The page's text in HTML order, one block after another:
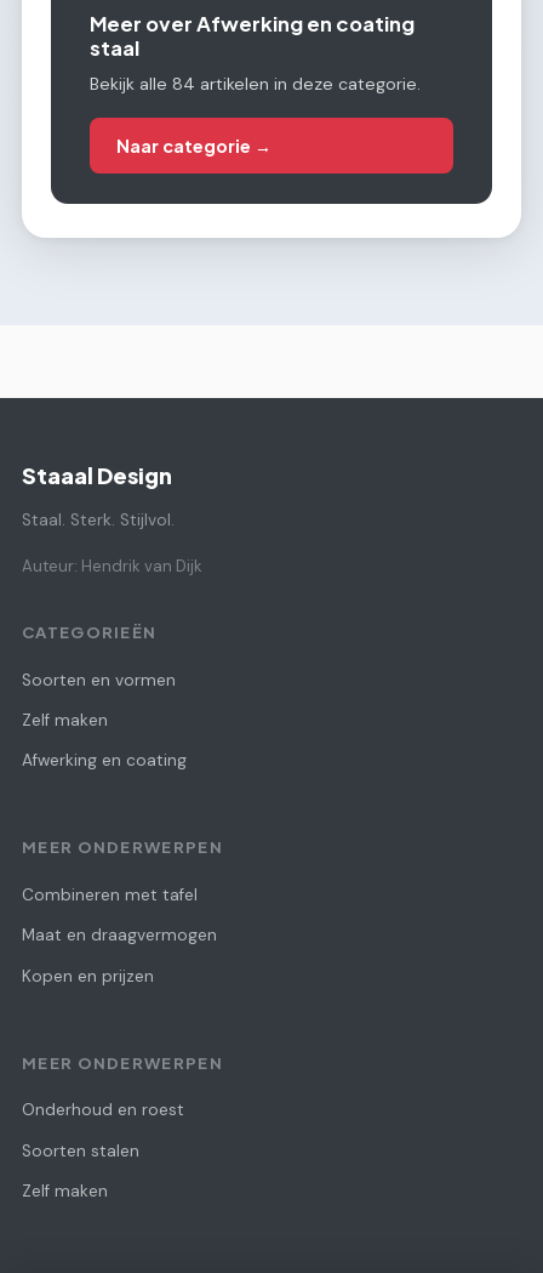
Meer over Afwerking en coating
staal
Bekijk alle 84 artikelen in deze categorie.
Naar categorie →
Staaal Design
Staal. Sterk. Stijlvol.
Auteur: Hendrik van Dijk
CATEGORIEËN
Soorten en vormen
Zelf maken
Afwerking en coating
MEER ONDERWERPEN
Combineren met tafel
Maat en draagvermogen
Kopen en prijzen
MEER ONDERWERPEN
Onderhoud en roest
Soorten stalen
Zelf maken